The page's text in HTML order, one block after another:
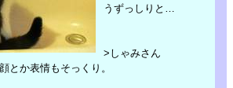
うずっしりと…
>しゃみさん
とか表情もそっくり。